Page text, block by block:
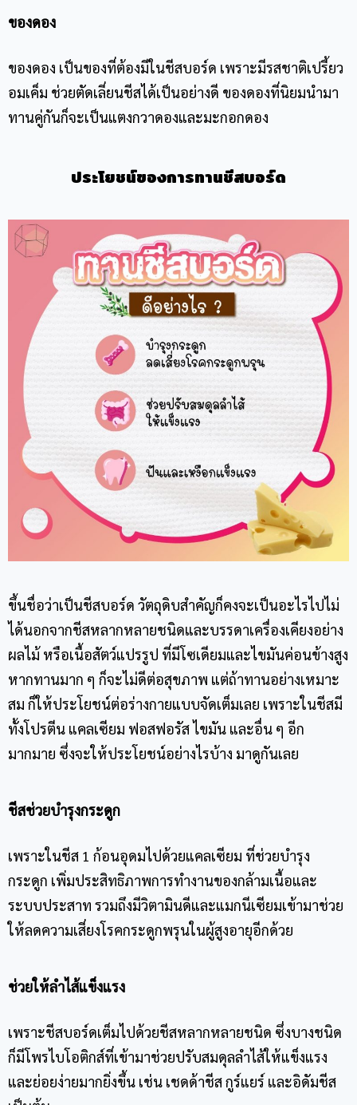
ของดอง
ของดอง เป็นของที่ต้องมีในชีสบอร์ด เพราะมีรสชาติเปรี้ยว
อมเค็ม ช่วยตัดเลี่ยนชีสได้เป็นอย่างดี ของดองที่นิยมนำมา
ทานคู่กันก็จะเป็นแตงกวาดองและมะกอกดอง
ประโยชน์ของการทานชีสบอร์ด
ขึ้นชื่อว่าเป็นชีสบอร์ด วัตถุดิบสำคัญก็คงจะเป็นอะไรไปไม่
ได้นอกจากชีสหลากหลายชนิดและบรรดาเครื่องเคียงอย่าง
ผลไม้ หรือเนื้อสัตว์แปรรูป ที่มีโซเดียมและไขมันค่อนข้างสูง
หากทานมาก ๆ ก็จะไม่ดีต่อสุขภาพ แต่ถ้าทานอย่างเหมาะ
สม ก็ให้ประโยชน์ต่อร่างกายแบบจัดเต็มเลย เพราะในชีสมี
ทั้งโปรตีน แคลเซียม ฟอสฟอรัส ไขมัน และอื่น ๆ อีก
มากมาย ซึ่งจะให้ประโยชน์อย่างไรบ้าง มาดูกันเลย
ชีสช่วยบำรุงกระดูก
เพราะในชีส 1 ก้อนอุดมไปด้วยแคลเซียม ที่ช่วยบำรุง
กระดูก เพิ่มประสิทธิภาพการทำงานของกล้ามเนื้อและ
ระบบประสาท รวมถึงมีวิตามินดีและแมกนีเซียมเข้ามาช่วย
ให้ลดความเสี่ยงโรคกระดูกพรุนในผู้สูงอายุอีกด้วย
ช่วยให้ลำไส้แข็งแรง
เพราะชีสบอร์ดเต็มไปด้วยชีสหลากหลายชนิด ซึ่งบางชนิด
ก็มีโพรไบโอติกส์ที่เข้ามาช่วยปรับสมดุลลำไส้ให้แข็งแรง
และย่อยง่ายมากยิ่งขึ้น เช่น เชดด้าชีส กูร์แยร์ และอิดัมชีส